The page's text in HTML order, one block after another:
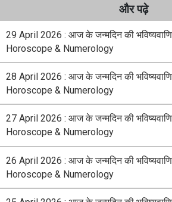
और पढ़े
29 April 2026 : आज के जन्मदिन की
Horoscope & Numerology
28 April 2026 : आज के जन्मदिन की
Horoscope & Numerology
27 April 2026 : आज के जन्मदिन की
Horoscope & Numerology
26 April 2026 : आज के जन्मदिन की
Horoscope & Numerology